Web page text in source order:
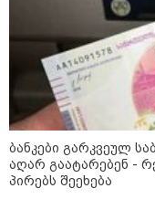
ბანკები გარკვეულ
აღარ გაატარებენ -
პირებს შეეხება